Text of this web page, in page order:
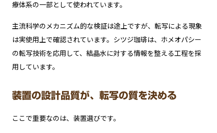
療体系の一部として使われています。
主流科学のメカニズム的な検証は途上ですが、転写による現象
は実使用上で確認されています。シツジ珈琲は、ホメオパシー
の転写技術を応用して、結晶水に対する情報を整える工程を採
用しています。
装置の設計品質が、転写の質を決める
ここで重要なのは、装置選びです。